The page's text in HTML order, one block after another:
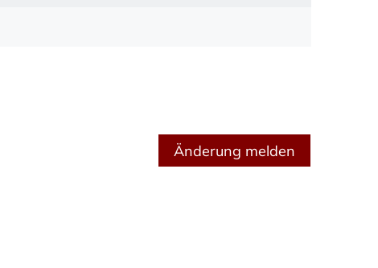
Änderung melden